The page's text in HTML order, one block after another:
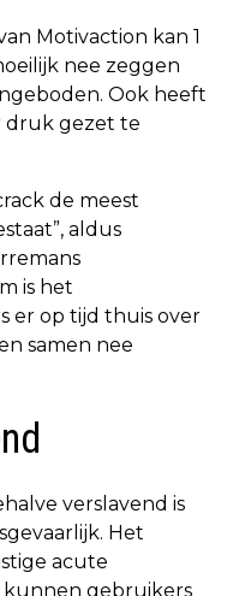
Motivaction kan 1
nee zeggen
Ook heeft
druk gezet te
de meest
aldus
is het
er op tijd thuis over
samen nee
verslavend is
Het
acute
kunnen gebruikers